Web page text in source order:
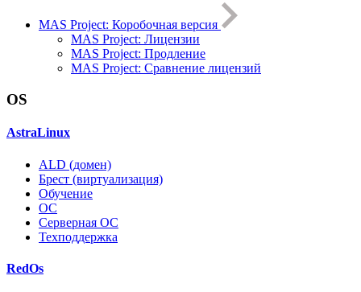
MAS Project: Коробочная версия
MAS Project: Лицензии
MAS Project: Продление
MAS Project: Сравнение лицензий
OS
AstraLinux
ALD (домен)
Брест (виртуализация)
Обучение
ОС
Серверная ОС
Техподдержка
RedOs